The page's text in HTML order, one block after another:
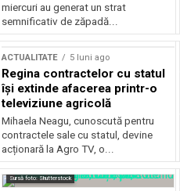
miercuri au generat un strat
semnificativ de zăpadă...
ACTUALITATE 5 luni ago
Regina contractelor cu statul
își extinde afacerea printr-o
televiziune agricolă
Mihaela Neagu, cunoscută pentru
contractele sale cu statul, devine
acționară la Agro TV, o...
Sursă foto: Shutterstock